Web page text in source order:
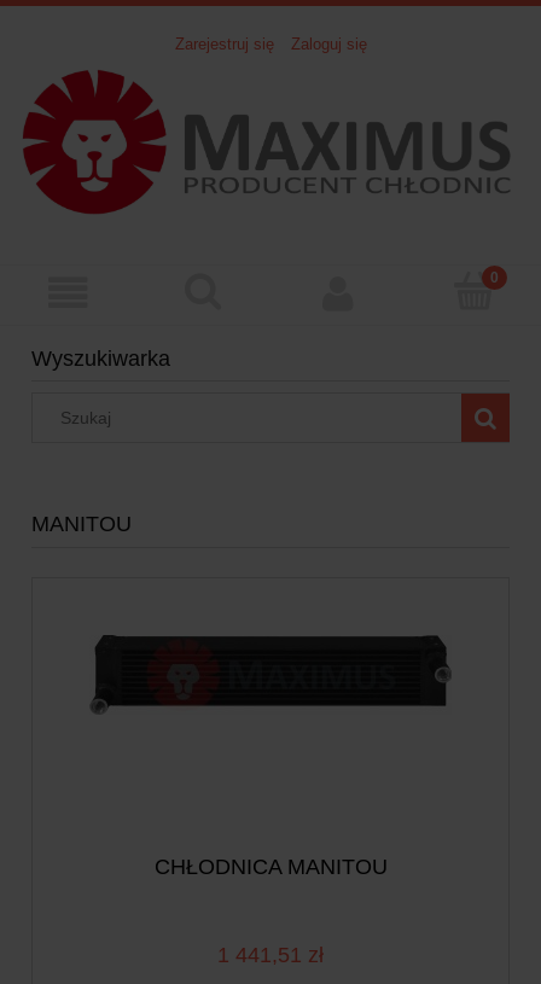
Zarejestruj się Zaloguj się
Wyszukiwarka
MANITOU
CHŁODNICA MANITOU
1 441,51 zł